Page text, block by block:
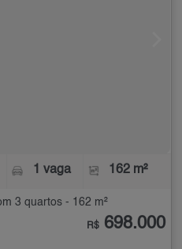
1 vaga 162 m²
3 quartos - 162 m²
R$ 698.000